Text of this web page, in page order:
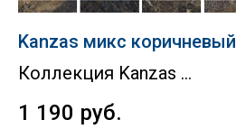
Kanzas микс коричневый
Коллекция Kanzas
1 190 руб.